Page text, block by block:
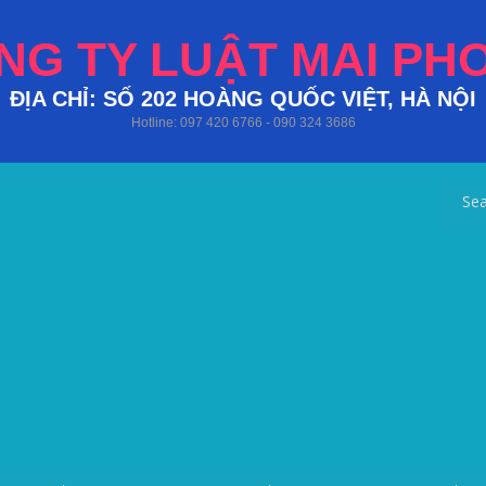
TY LUẬT MAI
ĐỊA CHỈ: SỐ 202 HOÀNG QUỐC VIỆT, HÀ NỘI
Hotline: 097 420 6766 - 090 324 3686